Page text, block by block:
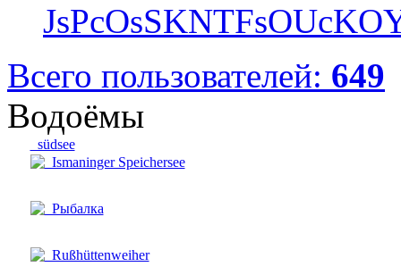
Всего пользователей: 649
Водоёмы
südsee
Ismaninger Speichersee
Рыбалка
Rußhüttenweiher